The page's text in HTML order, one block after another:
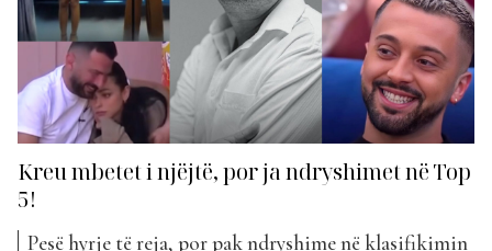
Kreu mbetet i njëjtë, por ja ndryshimet në Top
5!
Pesë hyrje të reja, por pak ndryshime në klasifikimin